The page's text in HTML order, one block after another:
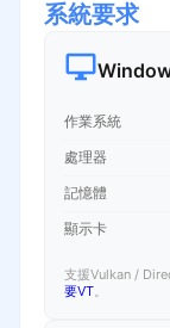
系統要求
作業系統
處理器
記憶體
顯示卡
支援Vulkan /
要VT。